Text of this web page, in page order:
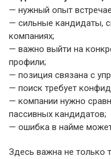
— нужный опыт
— сильные кандидаты,
компаниях;
— важно выйти на
профили;
— позиция связана с
— поиск требует
— компании нужно
пассивных кандидатов;
— ошибка в найме
Здесь важна не только